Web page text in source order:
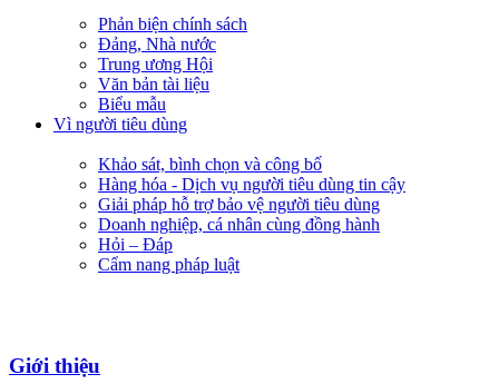
Phản biện chính sách
Đảng, Nhà nước
Trung ương Hội
Văn bản tài liệu
Biểu mẫu
Vì người tiêu dùng
Khảo sát, bình chọn và công bố
Hàng hóa - Dịch vụ người tiêu dùng tin cậy
Giải pháp hỗ trợ bảo vệ người tiêu dùng
Doanh nghiệp, cá nhân cùng đồng hành
Hỏi – Đáp
Cẩm nang pháp luật
Giới thiệu